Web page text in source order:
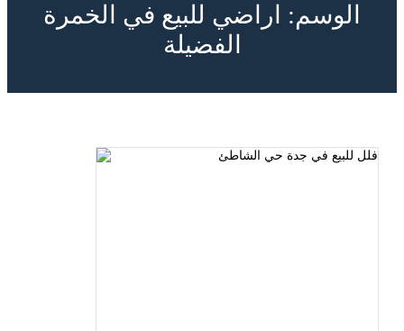
الوسم:
اراضي للبيع في الخمرة
الفضيلة